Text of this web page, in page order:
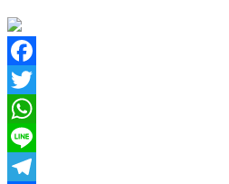
Facebook
Twitter
WhatsApp
Line